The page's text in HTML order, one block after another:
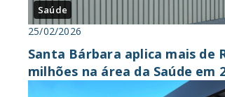
Saúde
25/02/2026
Santa Bárbara aplica mais de
milhões na área da Saúde em